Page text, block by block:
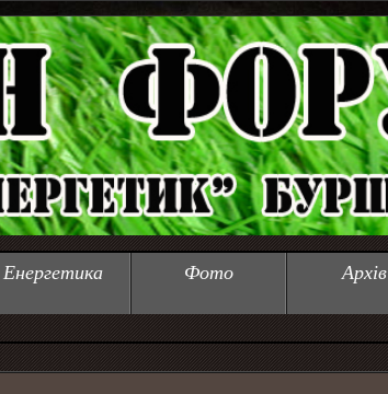
Енергетика Фото Архів